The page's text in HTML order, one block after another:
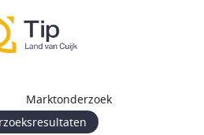
Marktonderzoek